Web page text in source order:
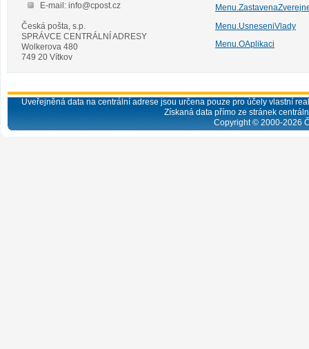
E-mail: info@cpost.cz
Česká pošta, s.p.
SPRÁVCE CENTRÁLNÍ ADRESY
Wolkerova 480
749 20 Vítkov
Menu.UsneseniVlady
Menu.OAplikaci
Uveřejněná data na centrální adrese jsou určena pouze pro účely vlastní
Získaná data přímo ze stránek
Copyright © 2000-2026